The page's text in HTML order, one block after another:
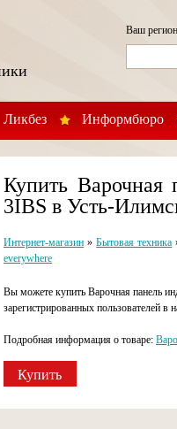
Ликбез Информбюро
Ваш
Купить Варочная
3IBS в Усть-
Интернет-магазин»Бытовая техника
everywhere
Вы можете купить Варочная панель
зарегистрированных пользователей в
Подробная информация о товаре:
Купить